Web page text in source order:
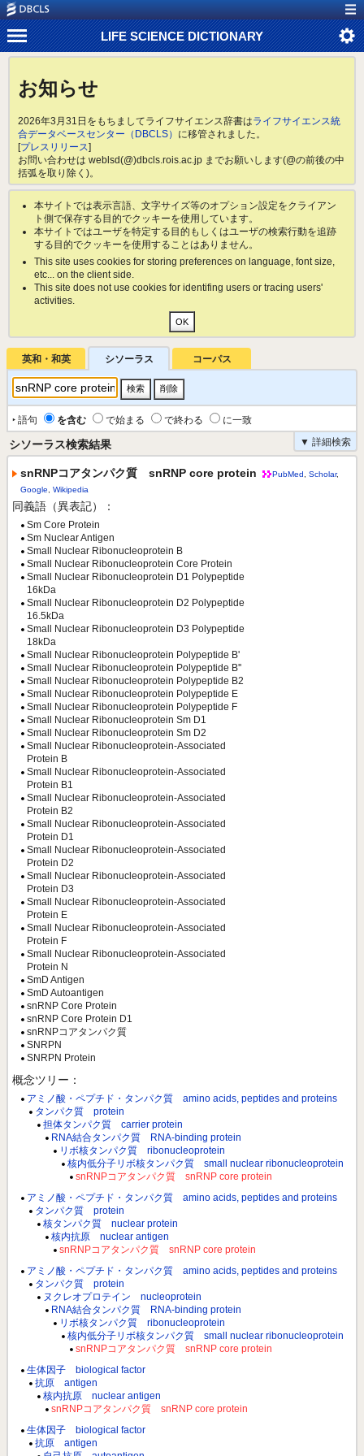
LIFE SCIENCE DICTIONARY
お知らせ
2026年3月31日をもちましてライフサイエンス辞書はライフサイエンス統
合データベースセンター（DBCLS） に移管されました。
[プレスリリース]
お問い合わせは weblsd(@)dbcls.rois.ac.jp までお願いします(@の前後の中
括弧を取り除く)。
本サイトでは表示言語、文字サイズ等のオプション設定をクライアン
ト側で保存する目的でクッキーを使用しています。
本サイトではユーザを特定する目的もしくはユーザの検索行動を追跡
する目的でクッキーを使用することはありません。
This site uses cookies for storing preferences on language, font size,
etc... on the client side.
This site does not use cookies for identifing users or tracing users'
activities.
英和・和英 シソーラス コーパス
‣ 語句 を含む で始まる で終わる
に一致
▼ 詳細検索
シソーラス検索結果
snRNPコアタンパク質 snRNP core protein PubMed Scholar,
Google
Wikipedia
同義語（異表記）：
Sm Core Protein
Sm Nuclear Antigen
Small Nuclear Ribonucleoprotein B
Small Nuclear Ribonucleoprotein Core Protein
Small Nuclear Ribonucleoprotein D1 Polypeptide
16kDa
Small Nuclear Ribonucleoprotein D2 Polypeptide
16.5kDa
Small Nuclear Ribonucleoprotein D3 Polypeptide
18kDa
Small Nuclear Ribonucleoprotein Polypeptide B'
Small Nuclear Ribonucleoprotein Polypeptide B''
Small Nuclear Ribonucleoprotein Polypeptide B2
Small Nuclear Ribonucleoprotein Polypeptide E
Small Nuclear Ribonucleoprotein Polypeptide F
Small Nuclear Ribonucleoprotein Sm D1
Small Nuclear Ribonucleoprotein Sm D2
Small Nuclear Ribonucleoprotein-Associated
Protein B
Small Nuclear Ribonucleoprotein-Associated
Protein B1
Small Nuclear Ribonucleoprotein-Associated
Protein B2
Small Nuclear Ribonucleoprotein-Associated
Protein D1
Small Nuclear Ribonucleoprotein-Associated
Protein D2
Small Nuclear Ribonucleoprotein-Associated
Protein D3
Small Nuclear Ribonucleoprotein-Associated
Protein E
Small Nuclear Ribonucleoprotein-Associated
Protein F
Small Nuclear Ribonucleoprotein-Associated
Protein N
SmD Antigen
SmD Autoantigen
snRNP Core Protein
snRNP Core Protein D1
snRNPコアタンパク質
SNRPN
SNRPN Protein
概念ツリー：
アミノ酸・ペプチド・タンパク質 amino acids, peptides and proteins
タンパク質 protein
担体タンパク質 carrier protein
RNA結合タンパク質 RNA-binding protein
リボ核タンパク質 ribonucleoprotein
核内低分子リボ核タンパク質 small nuclear ribonucleoprotein
snRNPコアタンパク質 snRNP core protein
アミノ酸・ペプチド・タンパク質 amino acids, peptides and proteins
タンパク質 protein
核タンパク質 nuclear protein
核内抗原 nuclear antigen
snRNPコアタンパク質 snRNP core protein
アミノ酸・ペプチド・タンパク質 amino acids, peptides and proteins
タンパク質 protein
ヌクレオプロテイン nucleoprotein
RNA結合タンパク質 RNA-binding protein
リボ核タンパク質 ribonucleoprotein
核内低分子リボ核タンパク質 small nuclear ribonucleoprotein
snRNPコアタンパク質 snRNP core protein
生体因子 biological factor
抗原 antigen
核内抗原 nuclear antigen
snRNPコアタンパク質 snRNP core protein
生体因子 biological factor
抗原 antigen